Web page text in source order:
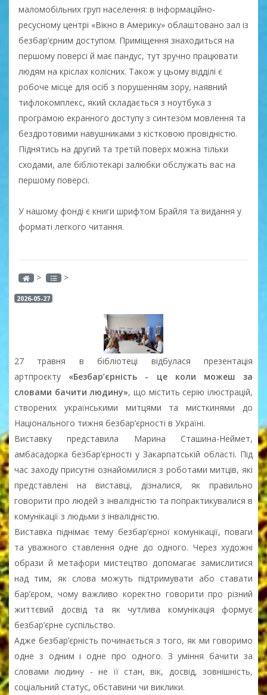
маломобільних груп населення: в інформаційно-
ресусному центрі «Вікно в Америку» облаштовано зал із
безбар’єрним доступом. Приміщення знаходиться на
першому поверсі й має пандус, тут зручно працювати
людям на кріслах колісних. Також у цьому відділі є
робоче місце для осіб з порушенням зору, наявний
тифлокомплекс, який складається з ноутбука з
програмою екранного доступу з синтезом мовлення та
бездротовими навушниками з кістковою провідністю.
Піднятись на другий та третій поверх можна тільки
сходами, але бібліотекарі залюбки обслужать вас на
першому поверсі.
У нашому фонді є книги шрифтом Брайля та видання у
форматі легкого читання.
> >
2026-05-27
27 травня в бібліотеці відбулася презентація
артпроєкту «Безбар’єрність - це коли можеш за
словами бачити людину», що містить серію ілюстрацій,
створених українськими митцями та мисткинями до
Національного тижня безбар’єрності в Україні.
Виставку представила Марина Сташина-Неймет,
амбасадорка безбар’єрності у Закарпатській області. Під
час заходу присутні ознайомилися з роботами митців, які
представлені на виставці, дізналися, як правильно
говорити про людей з інвалідністю та попрактикувалися в
комунікації з людьми з інвалідністю.
Виставка піднімає тему безбар’єрної комунікації, поваги
та уважного ставлення одне до одного. Через художні
образи й метафори мистецтво допомагає замислитися
над тим, як слова можуть підтримувати або ставати
бар’єром, чому важливо коректно говорити про різний
життєвий досвід та як чутлива комунікація формує
безбар’єрне суспільство.
Адже безбар’єрність починається з того, як ми говоримо
одне з одним і одне про одного. З уміння бачити за
словами людину - не її стан, вік, досвід, зовнішність,
соціальний статус, обставини чи виклики.